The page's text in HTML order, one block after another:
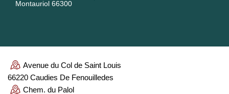
Montauriol 66300
Avenue du Col de Saint Louis
66220 Caudies De Fenouilledes
Chem. du Palol